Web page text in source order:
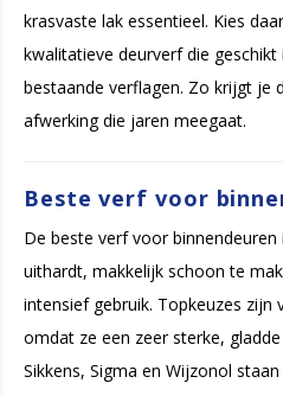
krasvaste lak essentieel. Kies
kwalitatieve deurverf die
bestaande verflagen. Zo krijgt je
afwerking die jaren meegaat.
Beste verf voor
De beste verf voor binnendeuren
uithardt, makkelijk schoon te
intensief gebruik. Topkeuzes zijn
omdat ze een zeer sterke,
Sikkens, Sigma en Wijzonol